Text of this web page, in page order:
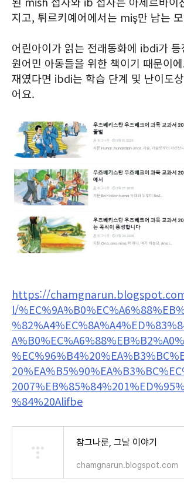
지고, 튀르키예어에서는 miş만 남는
어린아이가 읽는 전래동화에 ibdi가 등
원어민 아동들을 위한 책이기 때문이
재였다면 ibdi는 학습 단계 및 난이도
어요.
https://
l/
%84%20Alifbe
참그나룬, 그날 이야기
chamgnarun.blogspot.com